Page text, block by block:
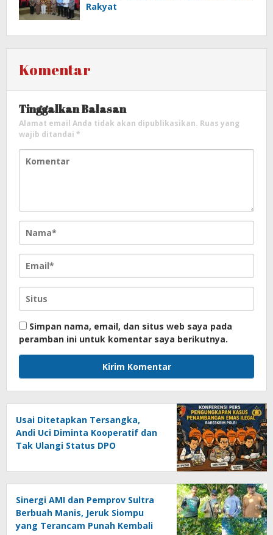
Rakyat
Komentar
Tinggalkan Balasan
Alamat email Anda tidak akan dipublikasikan. Ruas yang
wajib ditandai *
Simpan nama, email, dan situs web saya pada
peramban ini untuk komentar saya berikutnya.
Usai Ditetapkan Tersangka,
Andi Uci Diminta Kooperatif dan
Tak Ulangi Status DPO
Sinergi AMI dan Pemprov Sultra
Berbuah Manis, Jeruk Siompu
yang Terancam Punah Kembali